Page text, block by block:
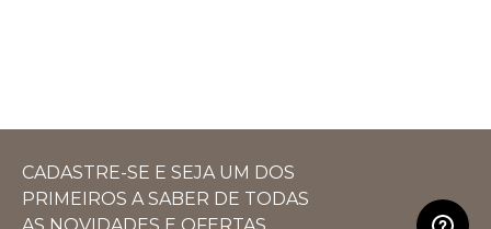
CADASTRE-SE E SEJA UM DOS
PRIMEIROS A SABER DE TODAS
AS NOVIDADES E OFERTAS.